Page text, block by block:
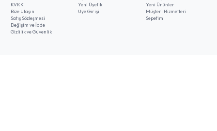
KVKK
Bize Ulaşın
Satış Sözleşmesi
Değişim ve İade
Gizlilik ve Güvenlik
Yeni Üyelik
Üye Girişi
Yeni Ürünler
Müşteri Hizmetleri
Sepetim